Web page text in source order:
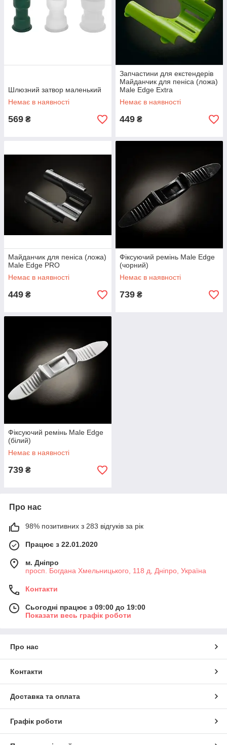
Шлюзний затвор маленький
Немає в наявності
569 ₴
Запчастини для екстендерів
Майданчик для пеніса (ложа)
Male Edge Extra
Немає в наявності
449 ₴
Майданчик для пеніса (ложа)
Male Edge PRO
Немає в наявності
449 ₴
Фіксуючий ремінь Male Edge
(чорний)
Немає в наявності
739 ₴
Фіксуючий ремінь Male Edge
(білий)
Немає в наявності
739 ₴
Про нас
98% позитивних з 283 відгуків за рік
Працює з 22.01.2020
м. Дніпро
просп. Богдана Хмельницького, 118 д, Дніпро, Україна
Контакти
Сьогодні працює з 09:00 до 19:00
Показати весь графік роботи
Про нас
Контакти
Доставка та оплата
Графік роботи